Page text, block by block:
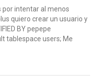
por intentar al menos
quiero crear un usuario y
BY pepepe
tablespace users; Me